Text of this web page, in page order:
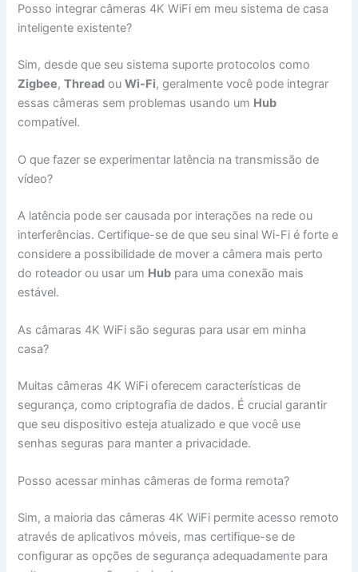
Posso integrar câmeras 4K WiFi em meu sistema de casa
inteligente existente?
Sim, desde que seu sistema suporte protocolos como
Zigbee,Thread ouWi-Fi, geralmente você pode integrar
essas câmeras sem problemas usando um Hub
compatível.
O que fazer se experimentar latência na transmissão de
vídeo?
A latência pode ser causada por interações na rede ou
interferências. Certifique-se de que seu sinal Wi-Fi é forte e
considere a possibilidade de mover a câmera mais perto
do roteador ou usar um Hub para uma conexão mais
estável.
As câmaras 4K WiFi são seguras para usar em minha
casa?
Muitas câmeras 4K WiFi oferecem características de
segurança, como criptografia de dados. É crucial garantir
que seu dispositivo esteja atualizado e que você use
senhas seguras para manter a privacidade.
Posso acessar minhas câmeras de forma remota?
Sim, a maioria das câmeras 4K WiFi permite acesso remoto
através de aplicativos móveis, mas certifique-se de
configurar as opções de segurança adequadamente para